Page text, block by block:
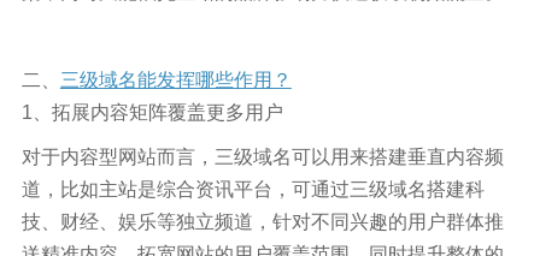
二、 三级域名能发挥哪些作用？
1、拓展内容矩阵覆盖更多用户
对于内容型网站而言，三级域名可以用来搭建垂直内容频
道，比如主站是综合资讯平台，可通过三级域名搭建科
技、财经、娱乐等独立频道，针对不同兴趣的用户群体推